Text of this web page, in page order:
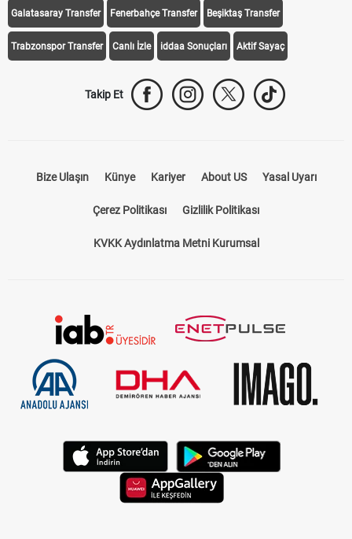
Galatasaray Transfer Fenerbahçe Transfer Beşiktaş Transfer
Trabzonspor Transfer Canlı İzle iddaa Sonuçları Aktif Sayaç
Takip Et
Bize Ulaşın Künye Kariyer About US Yasal Uyarı
Çerez Politikası Gizlilik Politikası
KVKK Aydınlatma Metni Kurumsal